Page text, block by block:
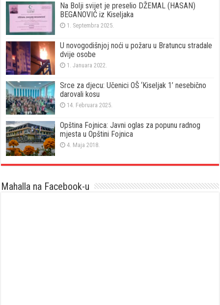
Na Bolji svijet je preselio DŽEMAL (HASAN)
BEGANOVIĆ iz Kiseljaka
1. Septembra 2025.
U novogodišnjoj noći u požaru u Bratuncu stradale
dvije osobe
1. Januara 2022.
Srce za djecu: Učenici OŠ ‘Kiseljak 1’ nesebično
darovali kosu
14. Februara 2025.
Opština Fojnica: Javni oglas za popunu radnog
mjesta u Opštini Fojnica
4. Maja 2018.
Mahalla na Facebook-u